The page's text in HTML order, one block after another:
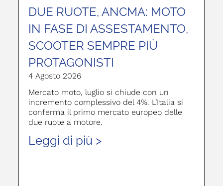
DUE RUOTE, ANCMA: MOTO
IN FASE DI ASSESTAMENTO,
SCOOTER SEMPRE PIÙ
PROTAGONISTI
4 Agosto 2026
Mercato moto, luglio si chiude con un
incremento complessivo del 4%. L’Italia si
conferma il primo mercato europeo delle
due ruote a motore.
Leggi di più >